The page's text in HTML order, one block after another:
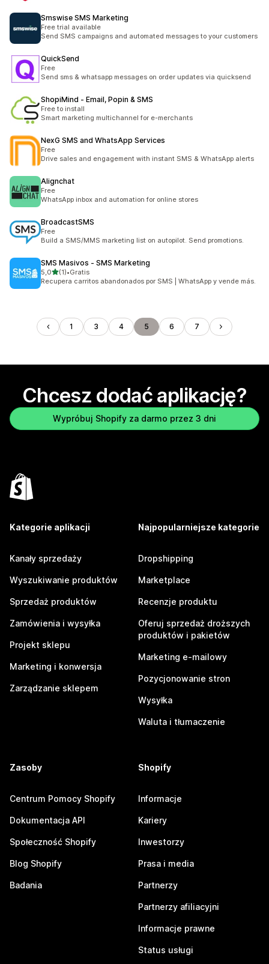
Smswise SMS Marketing
Free trial available
Send SMS campaigns and automated messages to your customers
QuickSend
Free
Send sms & whatsapp messages on order updates via quicksend
ShopiMind ‑ Email, Popin & SMS
Free to install
Smart marketing multichannel for e-merchants
NexG SMS and WhatsApp Services
Free
Drive sales and engagement with instant SMS & WhatsApp alerts
Alignchat
Free
WhatsApp inbox and automation for online stores
BroadcastSMS
Free
Build a SMS/MMS marketing list on autopilot. Send promotions.
SMS Masivos ‑ SMS Marketing
5,0na 5 gwiazdek
(1)
Łączna liczba recenzji: 1
•Gratis
Recupera carritos abandonados por SMS | WhatsApp y vende más.
1 3 4 5 6 7
Chcesz dodać aplikację?
Wypróbuj Shopify za darmo przez 3 dni
Kategorie aplikacji
Kanały sprzedaży
Wyszukiwanie produktów
Sprzedaż produktów
Zamówienia i wysyłka
Projekt sklepu
Marketing i konwersja
Zarządzanie sklepem
Najpopularniejsze kategorie
Dropshipping
Marketplace
Recenzje produktu
Oferuj sprzedaż droższych
produktów i pakietów
Marketing e-mailowy
Pozycjonowanie stron
Wysyłka
Waluta i tłumaczenie
Zasoby
Centrum Pomocy Shopify
Dokumentacja API
Społeczność Shopify
Blog Shopify
Badania
Shopify
Informacje
Kariery
Inwestorzy
Prasa i media
Partnerzy
Partnerzy afiliacyjni
Informacje prawne
Status usługi